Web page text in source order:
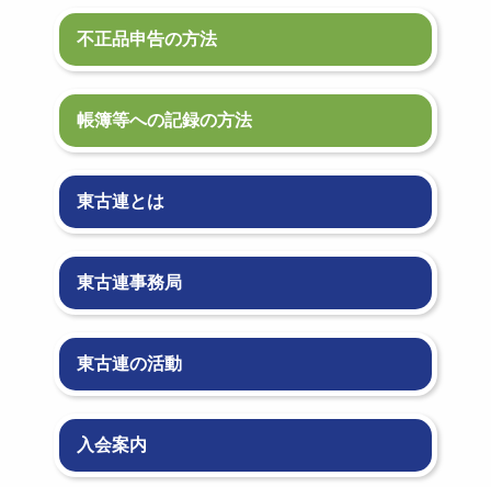
不正品申告の方法
帳簿等への記録の方法
東古連とは
東古連事務局
東古連の活動
入会案内